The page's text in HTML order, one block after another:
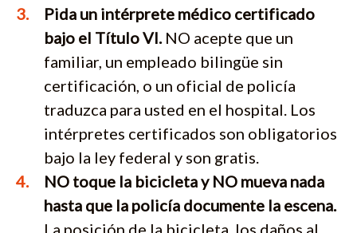
Pida un intérprete médico certificado
bajo el Título VI. NO acepte que un
familiar, un empleado bilingüe sin
certificación, o un oficial de policía
traduzca para usted en el hospital. Los
intérpretes certificados son obligatorios
bajo la ley federal y son gratis.
NO toque la bicicleta y NO mueva nada
hasta que la policía documente la escena.
La posición de la bicicleta, los daños al